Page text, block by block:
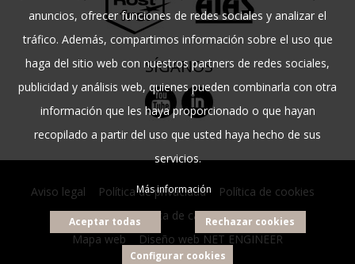
SÍGANOS
Aviso legal Política de privacidad| Política de cookies
Política de calidad
Mapa web
Diseño web NET ENGINEER
anuncios, ofrecer funciones de redes sociales y analizar el
tráfico. Además, compartimos información sobre el uso que
haga del sitio web con nuestros partners de redes sociales,
publicidad y análisis web, quienes pueden combinarla con otra
información que les haya proporcionado o que hayan
recopilado a partir del uso que usted haya hecho de sus
servicios.
Más información
Aceptar todas Rechazar cookies
Configurar cookies